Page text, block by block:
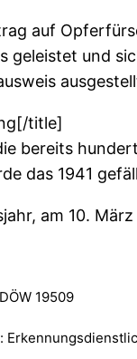
auf
geleistet und
title]
bereits
das 1941
am 10.
19509